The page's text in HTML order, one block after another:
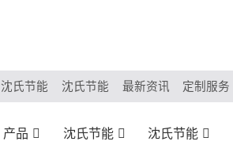
沈氏节能 沈氏节能 最新资讯 定制服务
产品 沈氏节能 沈氏节能